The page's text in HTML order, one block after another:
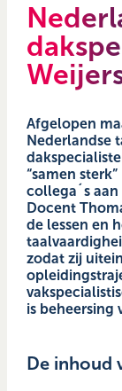
Afgelopen
Nederlandse
“samen
collega´s
Docent
de lessen en
zodat zij
is beheersing
De inhoud